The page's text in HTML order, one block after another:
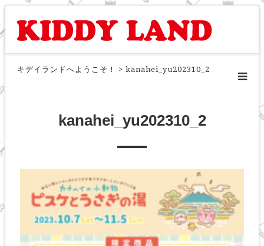
キデイランドへようこそ！ > kanahei_yu202310_2
kanahei_yu202310_2